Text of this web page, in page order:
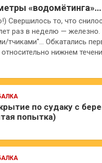
«водомётинга»…
Свершилось то, что
раз в неделю — железно.
тчиками"… Обкатались
нижнем
по судаку с
попытка)